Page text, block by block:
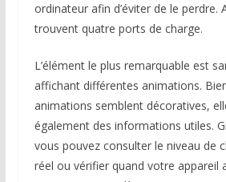
ordinateur afin d’éviter de le perdre.
trouvent quatre ports de charge.
L’élément le plus remarquable est
affichant différentes animations.
animations semblent décoratives,
également des informations utiles.
vous pouvez consulter le niveau de
réel ou vérifier quand votre appareil